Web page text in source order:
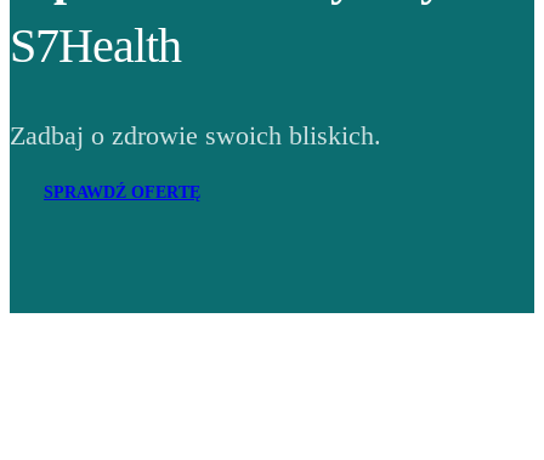
S7Health
Zadbaj o zdrowie swoich bliskich.
SPRAWDŹ OFERTĘ